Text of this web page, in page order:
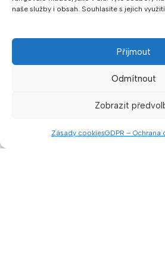
naše služby i obsah. Souhlasíte s jejich
Přijmout
Odmítnout
Zobrazit
Zásady cookiesGDPR –
Hotovost přijímáme v CZK a EUR.